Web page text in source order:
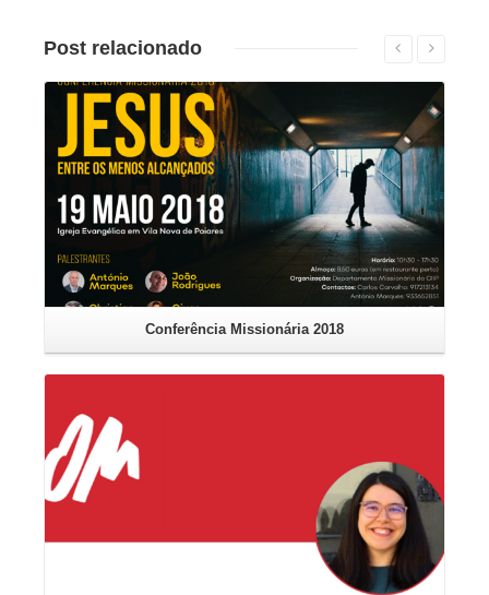
Post relacionado
Conferência Missionária 2018